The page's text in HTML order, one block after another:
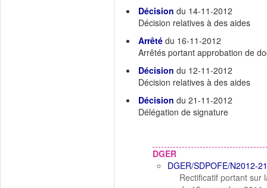
Décision du 14-11-2012
Décision relatives à des aides
Arrêté du 16-11-2012
Arrêtés portant approbation de
Décision du 12-11-2012
Décision relatives à des aides
Décision du 21-11-2012
Délégation de signature
DGER
DGER/SDPOFE/N2012-
Rectificatif portant sur